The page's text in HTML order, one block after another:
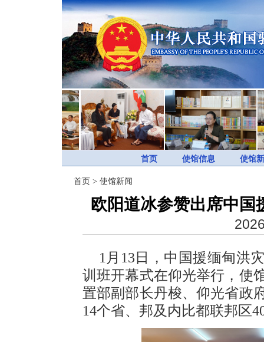
首页 使馆信息 使馆
首页 > 使馆新闻
欧阳道冰参赞出席中
1月13日，中国援缅甸洪
训班开幕式在仰光举行，使
置部副部长丹梭、仰光省政
14个省、邦及内比都联邦区